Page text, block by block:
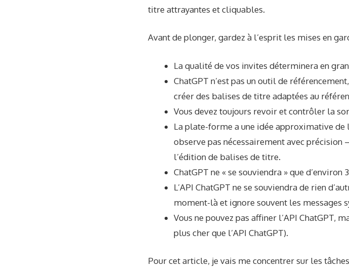
titre attrayantes et cliquables.
Avant de plonger, gardez à l’esprit les mises en
La qualité de vos invites déterminera en
ChatGPT n’est pas un outil de
créer des balises de titre adaptées au
Vous devez toujours revoir et contrôler la
La plate-forme a une idée approximative de
observe pas nécessairement avec
l’édition de balises de titre.
ChatGPT ne « se souviendra » que
L’API ChatGPT ne se souviendra de rien
moment-là et ignore souvent les messages
Vous ne pouvez pas affiner l’API ChatGPT,
plus cher que l’API ChatGPT).
Pour cet article, je vais me concentrer sur les